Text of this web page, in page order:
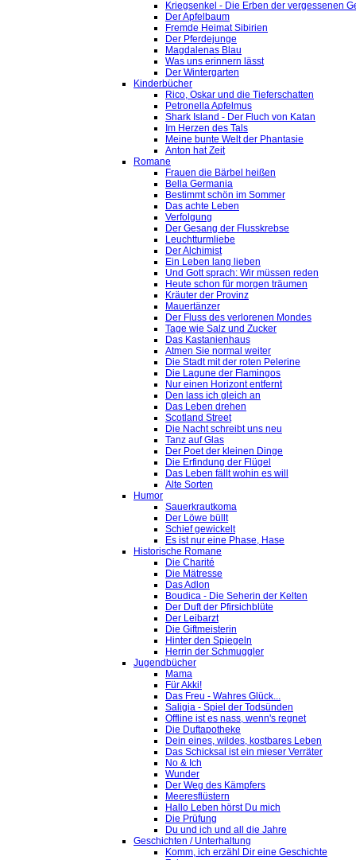
Kriegsenkel - Die Erben der vergessenen
Der Apfelbaum
Fremde Heimat Sibirien
Der Pferdejunge
Magdalenas Blau
Was uns erinnern lässt
Der Wintergarten
Kinderbücher
Rico, Oskar und die Tieferschatten
Petronella Apfelmus
Shark Island - Der Fluch von Katan
Im Herzen des Tals
Meine bunte Welt der Phantasie
Anton hat Zeit
Romane
Frauen die Bärbel heißen
Bella Germania
Bestimmt schön im Sommer
Das achte Leben
Verfolgung
Der Gesang der Flusskrebse
Leuchtturmliebe
Der Alchimist
Ein Leben lang lieben
Und Gott sprach: Wir müssen reden
Heute schon für morgen träumen
Kräuter der Provinz
Mauertänzer
Der Fluss des verlorenen Mondes
Tage wie Salz und Zucker
Das Kastanienhaus
Atmen Sie normal weiter
Die Stadt mit der roten Pelerine
Die Lagune der Flamingos
Nur einen Horizont entfernt
Den lass ich gleich an
Das Leben drehen
Scotland Street
Die Nacht schreibt uns neu
Tanz auf Glas
Der Poet der kleinen Dinge
Die Erfindung der Flügel
Das Leben fällt wohin es will
Alte Sorten
Humor
Sauerkrautkoma
Der Löwe büllt
Schief gewickelt
Es ist nur eine Phase, Hase
Historische Romane
Die Charité
Die Mätresse
Das Adlon
Boudica - Die Seherin der Kelten
Der Duft der Pfirsichblüte
Der Leibarzt
Die Giftmeisterin
Hinter den Spiegeln
Herrin der Schmuggler
Jugendbücher
Mama
Für Akki!
Das Freu - Wahres Glück...
Saligia - Spiel der Todsünden
Offline ist es nass, wenn's regnet
Die Duftapotheke
Dein eines, wildes, kostbares Leben
Das Schicksal ist ein mieser Verräter
No & Ich
Wunder
Der Weg des Kämpfers
Meeresflüstern
Hallo Leben hörst Du mich
Die Prüfung
Du und ich und all die Jahre
Geschichten / Unterhaltung
Komm, ich erzähl Dir eine Geschichte